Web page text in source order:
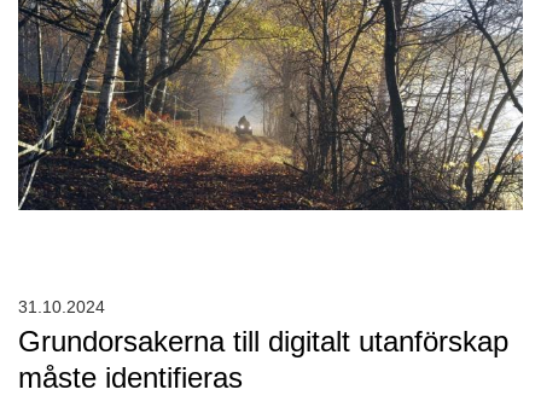
Grundorsakerna till digitalt utanförskap
måste identifieras
31.10.2024